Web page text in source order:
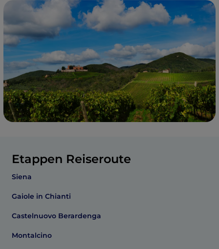
Etappen Reiseroute
Siena
Gaiole in Chianti
Castelnuovo Berardenga
Montalcino